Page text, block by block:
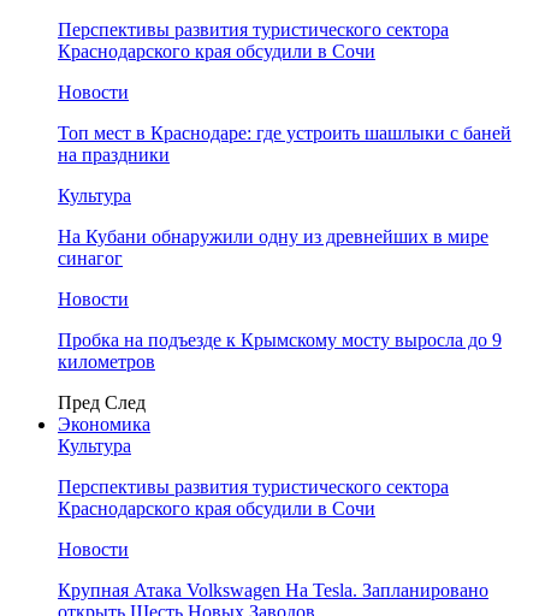
Перспективы развития туристического сектора
Краснодарского края обсудили в Сочи
Новости
Топ мест в Краснодаре: где устроить шашлыки с баней
на праздники
Культура
На Кубани обнаружили одну из древнейших в мире
синагог
Новости
Пробка на подъезде к Крымскому мосту выросла до 9
километров
Пред След
Экономика
Культура
Перспективы развития туристического сектора
Краснодарского края обсудили в Сочи
Новости
Крупная Атака Volkswagen На Tesla. Запланировано
открыть Шесть Новых Заводов